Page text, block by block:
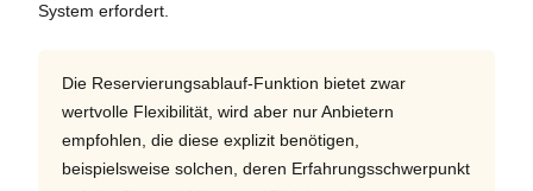
System erfordert.
Die Reservierungsablauf-Funktion bietet zwar
wertvolle Flexibilität, wird aber nur Anbietern
empfohlen, die diese explizit benötigen,
beispielsweise solchen, deren Erfahrungsschwerpunkt